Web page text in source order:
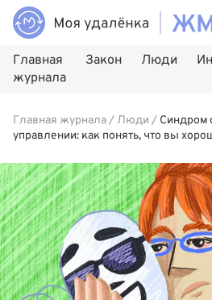
Главная
журнала
Закон Люди
Главная журнала/ Люди / Синдром
управлении: как понять, что вы